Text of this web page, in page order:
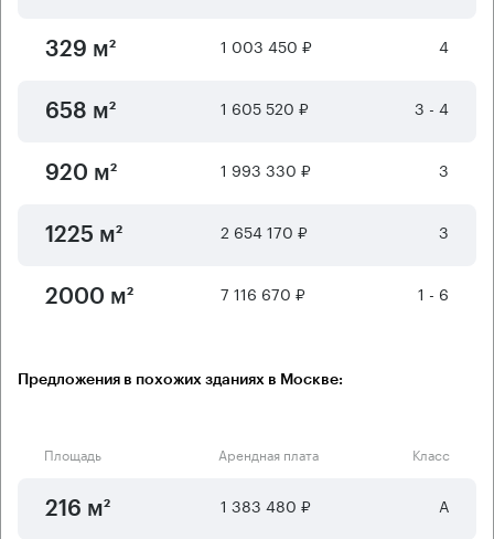
329 м² 1 003 450 ₽ 4
658 м² 1 605 520 ₽ 3 - 4
920 м² 1 993 330 ₽ 3
1225 м² 2 654 170 ₽ 3
2000 м² 7 116 670 ₽ 1 - 6
Предложения в похожих зданиях в Москве:
Площадь Арендная плата Класс
216 м² 1 383 480 ₽ А